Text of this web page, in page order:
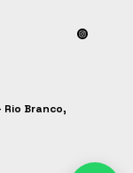
Rio Branco,